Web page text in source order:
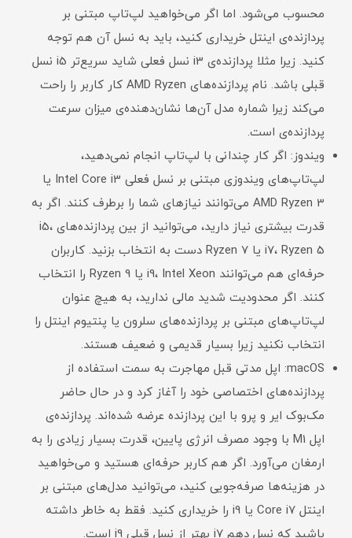
محسوب می‌شود. اما اگر می‌خواهید لپ‌تاپ مبتنی بر
پردازنده‌ی اینتل خریداری کنید، باید به نسل آن هم توجه
کنید. زیرا مثلا پردازنده‌ی i3 نسل فعلی شاید سریع‌تر i5 نسل
قبلی باشد. نام پردازنده‌های AMD Ryzen کار کاربر را راحت
می‌کند زیرا شماره مدل آن‌ها نشان‌دهنده‌ی میزان سرعت
پردازنده‌ی است.
ویندوز: اگر کار چندانی با لپ‌تاپ انجام نمی‌دهید،
لپ‌تاپ‌های ویندوزی مبتنی بر نسل فعلی Intel Core i3 یا
AMD Ryzen 3 می‌توانند نیازهای شما را برطرف کنند. اگر به
قدرت بیشتری نیاز دارید، می‌توانید از بین پردازنده‌های i5،
i7، Ryzen 5 یا Ryzen 7 دست به انتخاب بزنید. کاربران
حرفه‌ای هم می‌توانند i9، Intel Xeon یا Ryzen 9 را انتخاب
کنند. اگر محدودیت شدید مالی ندارید، به هیچ عنوان
لپ‌تاپ‌های مبتنی بر پردازنده‌های سلرون یا پنتیوم اینتل را
انتخاب نکنید زیرا بسیار قدیمی و ضعیف هستند.
macOS: اپل مدتی قبل مهاجرت به سمت استفاده از
پردازنده‌های اختصاصی خود را آغاز کرد و در حال حاضر
مک‌بوک ایر و پرو با این پردازنده عرضه شده‌اند. پردازنده‌ی
اپل M1 با وجود مصرف انرژی پایین، قدرت بسیار زیادی را به
ارمغان می‌آورد. اگر هم کاربر حرفه‌ای هستید و می‌خواهید
در هزینه‌ها صرفه‌جویی کنید، می‌توانید مدل‌های مبتنی بر
اینتل Core i7 یا i9 را خریداری کنید. فقط به خاطر داشته
باشید که نسل دهم i7 بهتر از نسل قبلی i9 است.